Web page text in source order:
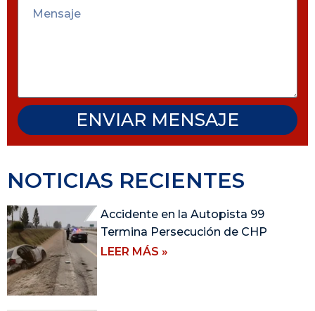
ENVIAR MENSAJE
NOTICIAS RECIENTES
Accidente en la Autopista 99
Termina Persecución de CHP
LEER MÁS »